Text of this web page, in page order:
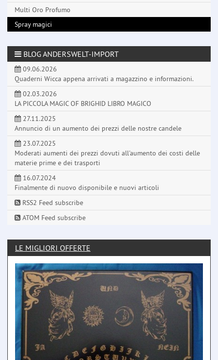
Multi Oro Profumo
Spray magici
BLOG ANDERSWELT-IMPORT
09.06.2026
Quaderni Wicca appena arrivati a magazzino e informazioni.
02.03.2026
LA PICCOLA MAGIC OF BRIGHID LIBRO MAGICO
27.11.2025
Annuncio di un aumento dei prezzi delle nostre candele
23.07.2025
Moderati aumenti dei prezzi dovuti all'aumento dei costi delle
materie prime e dei trasporti
16.07.2024
Finalmente di nuovo disponibile e nuovi articoli
RSS2 Feed subscribe
ATOM Feed subscribe
LE MIGLIORI OFFERTE